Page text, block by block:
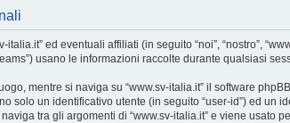
ed eventuali affiliati (in seguito “noi”, “nostro”,
usano le informazioni raccolte durante qualsiasi
mentre si naviga su “www.sv-italia.it” il software
solo un identificativo utente (in seguito “user-id”) ed un
tra gli argomenti di “www.sv-italia.it” e viene